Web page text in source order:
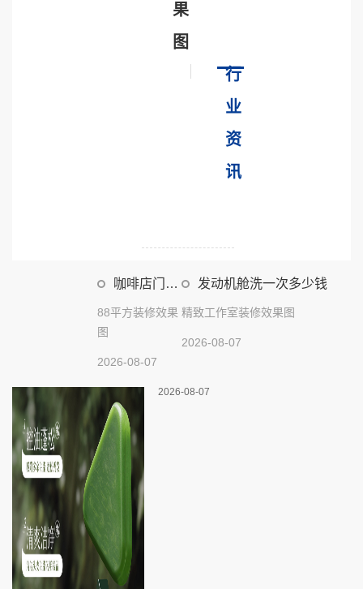
果
图
行
业
资
讯
咖啡店门面
88平方装修效果
图
2026-08-07
发动机舱洗一次多少钱
精致工作室装修效果图
2026-08-07
2026-08-07